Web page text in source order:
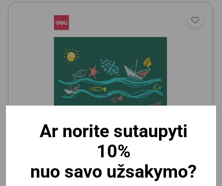
Vaikiška magnetinė/kreidinė lenta Deli 600x900mm,
Yra prekyboje
Ar norite sutaupyti
10%
nuo savo užsakymo?